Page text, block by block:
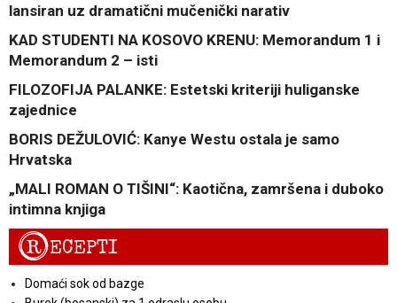
lansiran uz dramatični mučenički narativ
KAD STUDENTI NA KOSOVO KRENU: Memorandum 1 i
Memorandum 2 – isti
FILOZOFIJA PALANKE: Estetski kriteriji huliganske
zajednice
BORIS DEŽULOVIĆ: Kanye Westu ostala je samo
Hrvatska
„MALI ROMAN O TIŠINI“: Kaotična, zamršena i duboko
intimna knjiga
RECEPTI
Domaći sok od bazge